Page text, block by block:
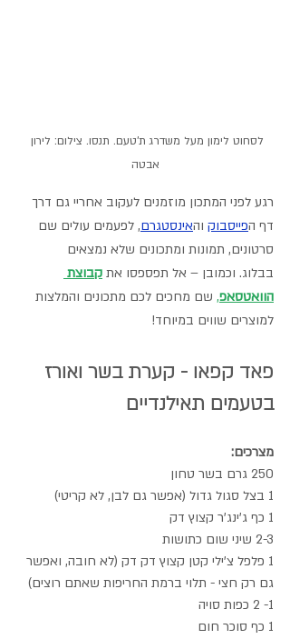
לסחוט לימון מעל משדרג ת'טעם. תנסו. צילום: לירון
אבטה
רגע לפני המתכון מוזמנים לעקוב אחריי גם דרך
דף הפייסבוק והאינסטגרם, לפעמים עולים שם
סרטונים, תמונות ומתכונים שלא נמצאים
בבלוג. וכמובן – אל תפספסו את קבוצת
הוואטסאפ, שם מחכים לכם מתכונים והמלצות
למוצרים שווים במיוחד!
פאד קפאו - קערת בשר ואורז
בטעמים תאילנדיים
מצרכים:
250 גרם בשר טחון
1 בצל סגול גדול (אפשר גם לבן, לא קריטי)
1 כף ג'ינג'ר קצוץ דק
2-3 שיני שום כתושות
1 פלפל צ'ילי קטן קצוץ דק דק (לא חובה, ואפשר
גם רק חצי - תלוי ברמת החריפות שאתם רוצים)
1- 2 כפות סויה
1 כף סוכר חום